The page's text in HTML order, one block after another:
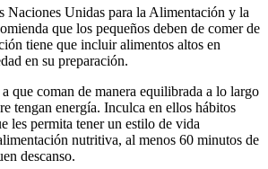
Naciones Unidas para la Alimentación y la
que los pequeños deben de comer de
tiene que incluir alimentos altos en
en su preparación.
que coman de manera equilibrada a lo largo
tengan energía. Inculca en ellos hábitos
les permita tener un estilo de vida
nutritiva, al menos 60 minutos de
descanso.